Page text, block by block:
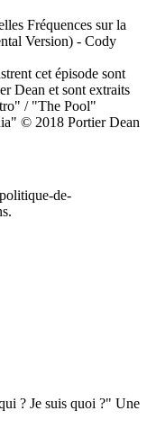
Fréquences sur la
Version) - Cody
cet épisode sont
Dean et sont extraits
/ "The Pool"
© 2018 Portier Dean
de-
? Je suis quoi ?" Une